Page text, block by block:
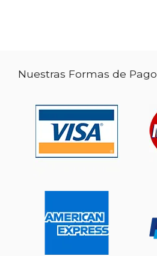
Nuestras Formas de Pago